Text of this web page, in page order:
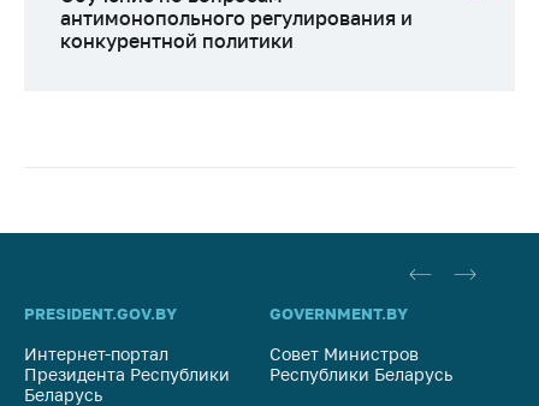
антимонопольного регулирования и
конкурентной политики
PRESIDENT.GOV.BY
Интернет-портал
Президента Республики
Беларусь
GOVERNMENT.BY
Совет Министров
Республики Беларусь